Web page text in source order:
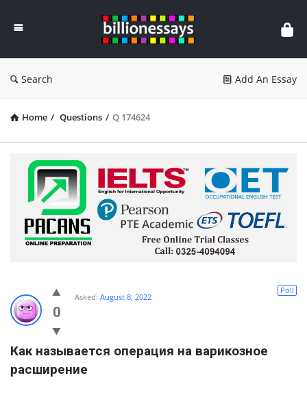
Essays
Search Add An Essay
Home / Questions / Q 174624
0
Poll
Asked: August 8, 2022
Как называется операция на варикозное
расширение